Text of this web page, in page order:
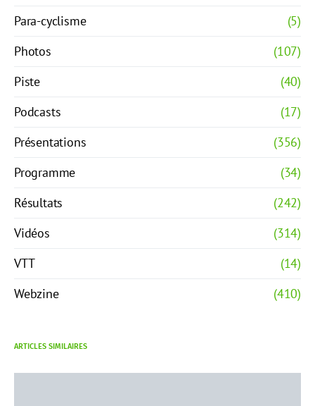
Para-cyclisme
(5)
Photos
(107)
Piste
(40)
Podcasts
(17)
Présentations
(356)
Programme
(34)
Résultats
(242)
Vidéos
(314)
VTT
(14)
Webzine
(410)
ARTICLES SIMILAIRES